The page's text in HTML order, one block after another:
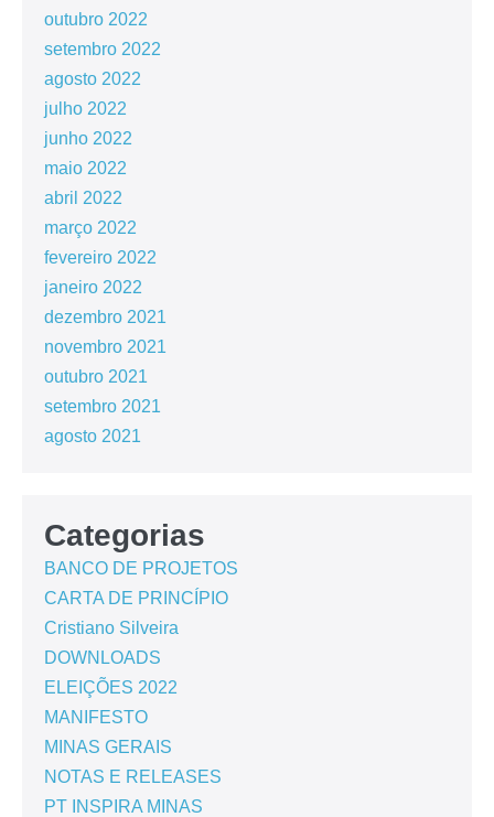
outubro 2022
setembro 2022
agosto 2022
julho 2022
junho 2022
maio 2022
abril 2022
março 2022
fevereiro 2022
janeiro 2022
dezembro 2021
novembro 2021
outubro 2021
setembro 2021
agosto 2021
Categorias
BANCO DE PROJETOS
CARTA DE PRINCÍPIO
Cristiano Silveira
DOWNLOADS
ELEIÇÕES 2022
MANIFESTO
MINAS GERAIS
NOTAS E RELEASES
PT INSPIRA MINAS